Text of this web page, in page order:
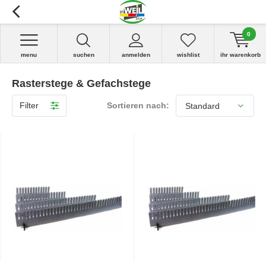
suchen anmelden
menu wishlist ihr warenkorb
0
Rasterstege & Gefachstege
Filter Sortieren nach: